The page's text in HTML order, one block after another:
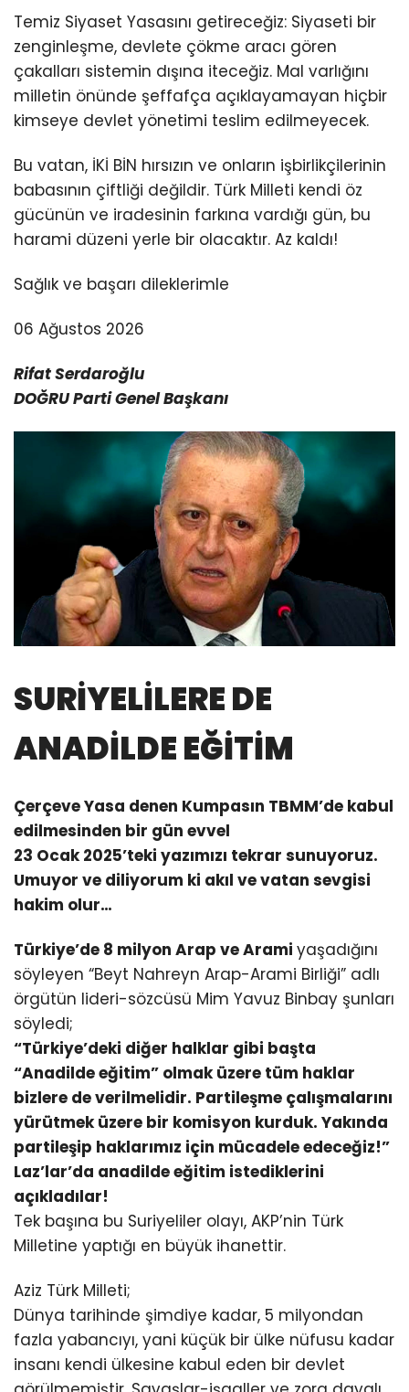
Temiz Siyaset Yasasını getireceğiz: Siyaseti bir
zenginleşme, devlete çökme aracı gören
çakalları sistemin dışına iteceğiz. Mal varlığını
milletin önünde şeffafça açıklayamayan hiçbir
kimseye devlet yönetimi teslim edilmeyecek.
Bu vatan, İKİ BİN hırsızın ve onların işbirlikçilerinin
babasının çiftliği değildir. Türk Milleti kendi öz
gücünün ve iradesinin farkına vardığı gün, bu
harami düzeni yerle bir olacaktır. Az kaldı!
Sağlık ve başarı dileklerimle
06 Ağustos 2026
Rifat Serdaroğlu
DOĞRU Parti Genel Başkanı
SURİYELİLERE DE
ANADİLDE EĞİTİM
Çerçeve Yasa denen Kumpasın TBMM’de kabul
edilmesinden bir gün evvel
23 Ocak 2025’teki yazımızı tekrar sunuyoruz.
Umuyor ve diliyorum ki akıl ve vatan sevgisi
hakim olur…
Türkiye’de 8 milyon Arap ve Arami yaşadığını
söyleyen “Beyt Nahreyn Arap-Arami Birliği” adlı
örgütün lideri-sözcüsü Mim Yavuz Binbay şunları
söyledi;
“Türkiye’deki diğer halklar gibi başta
“Anadilde eğitim” olmak üzere tüm haklar
bizlere de verilmelidir. Partileşme çalışmalarını
yürütmek üzere bir komisyon kurduk. Yakında
partileşip haklarımız için mücadele edeceğiz!”
Laz’lar’da anadilde eğitim istediklerini
açıkladılar!
Tek başına bu Suriyeliler olayı, AKP’nin Türk
Milletine yaptığı en büyük ihanettir.
Aziz Türk Milleti;
Dünya tarihinde şimdiye kadar, 5 milyondan
fazla yabancıyı, yani küçük bir ülke nüfusu kadar
insanı kendi ülkesine kabul eden bir devlet